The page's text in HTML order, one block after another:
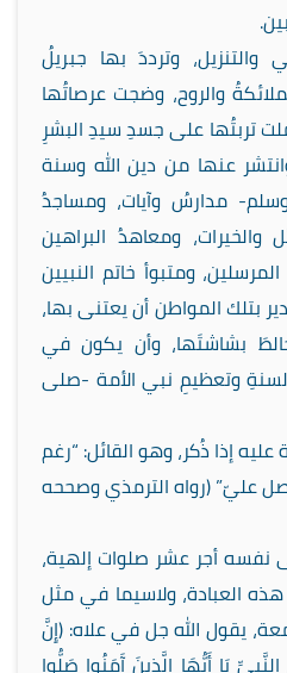
وترددَ بها جبريلُ
والروح، وضجت عرصاتُها
تربتُها على جسدِ سيدِ البشرِ
عنها من دين الله وسنة
مدارسُ وآيات، ومساجدُ
ومعاهدُ البراهين
ومتبوأ خاتم النبيين
بتلك المواطن أن يعتنى بها،
بشاشتَها، وأن يكون في
السنةِ وتعظيمِ نبي الأمة -صلى
عليه إذا ذُكر، وهو القائل: “رغم
عليّ” (رواه الترمذي وصححه
نفسه أجر عشر صلوات إلهية،
العبادة، ولاسيما في مثل
يقول الله جل في علاه: (إِنَّ
يَا أَيُّهَا الَّذِينَ آَمَنُوا صَلُّوا